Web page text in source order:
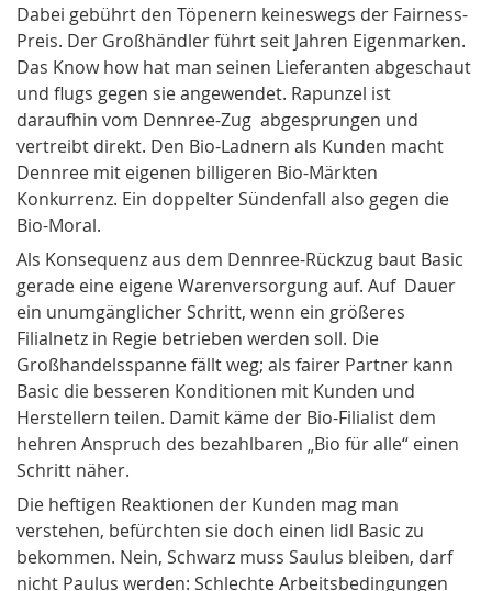
Dabei gebührt den Töpenern keineswegs der Fairness-
Preis. Der Großhändler führt seit Jahren Eigenmarken.
Das Know how hat man seinen Lieferanten abgeschaut
und flugs gegen sie angewendet. Rapunzel ist
daraufhin vom Dennree-Zug abgesprungen und
vertreibt direkt. Den Bio-Ladnern als Kunden macht
Dennree mit eigenen billigeren Bio-Märkten
Konkurrenz. Ein doppelter Sündenfall also gegen die
Bio-Moral.
Als Konsequenz aus dem Dennree-Rückzug baut Basic
gerade eine eigene Warenversorgung auf. Auf Dauer
ein unumgänglicher Schritt, wenn ein größeres
Filialnetz in Regie betrieben werden soll. Die
Großhandelsspanne fällt weg; als fairer Partner kann
Basic die besseren Konditionen mit Kunden und
Herstellern teilen. Damit käme der Bio-Filialist dem
hehren Anspruch des bezahlbaren „Bio für alle“ einen
Schritt näher.
Die heftigen Reaktionen der Kunden mag man
verstehen, befürchten sie doch einen lidl Basic zu
bekommen. Nein, Schwarz muss Saulus bleiben, darf
nicht Paulus werden: Schlechte Arbeitsbedingungen